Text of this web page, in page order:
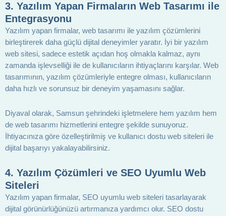
3. Yazılım Yapan Firmaların Web Tasarımı ile
Entegrasyonu
Yazılım yapan firmalar, web tasarımı ile yazılım çözümlerini
birleştirerek daha güçlü dijital deneyimler yaratır. İyi bir yazılım
web sitesi, sadece estetik açıdan hoş olmakla kalmaz, aynı
zamanda işlevselliği ile de kullanıcıların ihtiyaçlarını karşılar. Web
tasarımının, yazılım çözümleriyle entegre olması, kullanıcıların
daha hızlı ve sorunsuz bir deneyim yaşamasını sağlar.
Diyaval olarak, Samsun şehrindeki işletmelere hem yazılım hem
de web tasarımı hizmetlerini entegre şekilde sunuyoruz.
İhtiyacınıza göre özelleştirilmiş ve kullanıcı dostu web siteleri ile
dijital başarıyı yakalayabilirsiniz.
4. Yazılım Çözümleri ve SEO Uyumlu Web
Siteleri
Yazılım yapan firmalar, SEO uyumlu web siteleri tasarlayarak
dijital görünürlüğünüzü artırmanıza yardımcı olur. SEO dostu